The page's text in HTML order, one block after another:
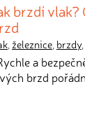
brzdí
, železnice, brzdy,
a
brzd